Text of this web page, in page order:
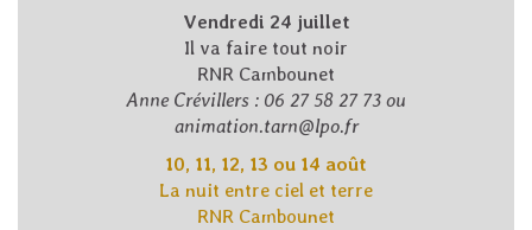
Vendredi 24 juillet
Il va faire tout noir
RNR Cambounet
Anne Crévillers : 06 27 58 27 73 ou
animation.tarn@lpo.fr
10, 11, 12, 13 ou 14 août
La nuit entre ciel et terre
RNR Cambounet